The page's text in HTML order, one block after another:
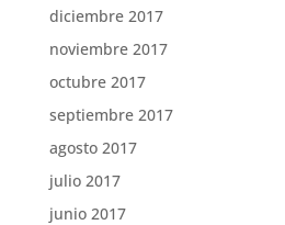
diciembre 2017
noviembre 2017
octubre 2017
septiembre 2017
agosto 2017
julio 2017
junio 2017